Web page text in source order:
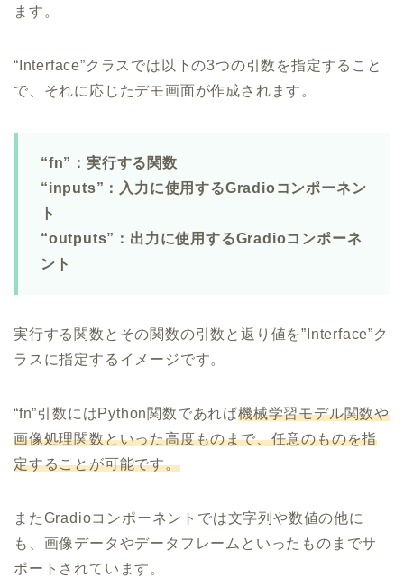
ます。
“Interface”クラスでは以下の3つの引数を指定すること
で、それに応じたデモ画面が作成されます。
“fn”：実行する関数
“inputs”：入力に使用するGradioコンポーネン
ト
“outputs”：出力に使用するGradioコンポーネ
ント
実行する関数とその関数の引数と返り値を”Interface”ク
ラスに指定するイメージです。
“fn”引数にはPython関数であれば機械学習モデル関数や
画像処理関数といった高度ものまで、任意のものを指
定することが可能です。
またGradioコンポーネントでは文字列や数値の他に
も、画像データやデータフレームといったものまでサ
ポートされています。